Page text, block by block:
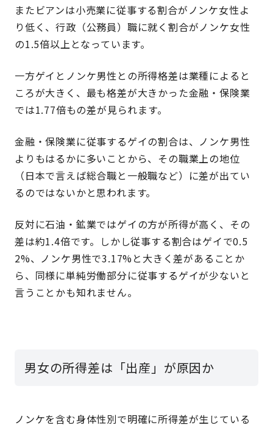
またビアンは小売業に従事する割合がノンケ女性よ
り低く、行政（公務員）職に就く割合がノンケ女性
の1.5倍以上となっています。
一方ゲイとノンケ男性との所得格差は業種によると
ころが大きく、最も格差が大きかった金融・保険業
では1.77倍もの差が見られます。
金融・保険業に従事するゲイの割合は、ノンケ男性
よりもはるかに多いことから、その職業上の地位
（日本で言えば総合職と一般職など）に差が出てい
るのではないかと思われます。
反対に石油・鉱業ではゲイの方が所得が高く、その
差は約1.4倍です。しかし従事する割合はゲイで0.5
2%、ノンケ男性で3.17%と大きく差があることか
ら、同様に単純労働部分に従事するゲイが少ないと
言うことかも知れません。
男女の所得差は「出産」が原因か
ノンケを含む身体性別で明確に所得差が生じている